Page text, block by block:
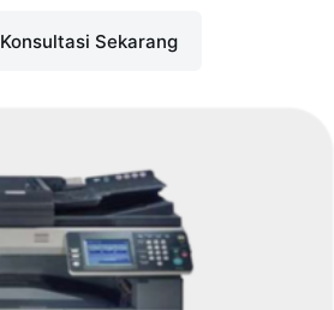
Konsultasi Sekarang